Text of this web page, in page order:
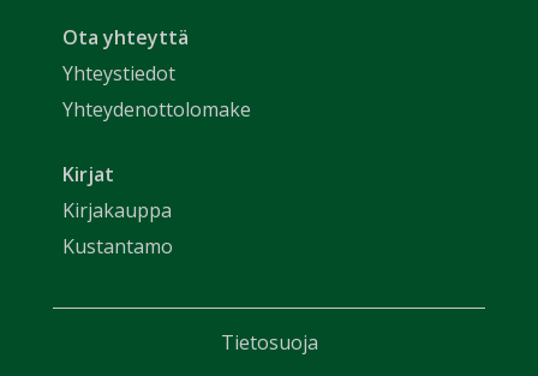
Ota yhteyttä
Yhteystiedot
Yhteydenottolomake
Kirjat
Kirjakauppa
Kustantamo
Tietosuoja